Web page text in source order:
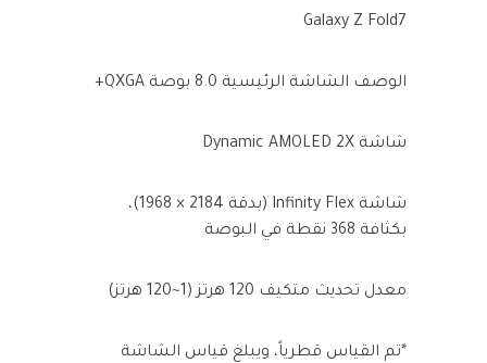
Galaxy Z Fold7
الوصف الشاشة الرئيسية 8.0 بوصة QXGA+
شاشة Dynamic AMOLED 2X
شاشة Infinity Flex (بدقة 2184 × 1968)،
بكثافة 368 نقطة في البوصة
معدل تحديث متكيف 120 هرتز (1~120 هرتز)
*تم القياس قطرياً، ويبلغ قياس الشاشة